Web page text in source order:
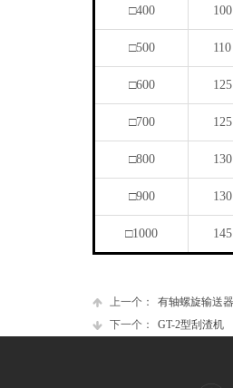
□400 100
□500 110
□600 125
□700 125
□800 130
□900 130
□1000 145
上一个：
有轴螺旋输送器
下一个：
GT-2型刮渣机